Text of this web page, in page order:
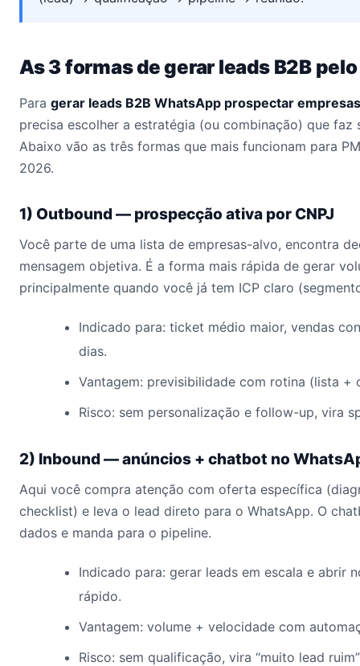
As 3 formas de gerar leads B2B
Para gerar leads B2B WhatsApp prospectar empresas
precisa escolher a estratégia (ou combinação) que faz
Abaixo vão as três formas que mais funcionam para
2026.
1) Outbound — prospecção ativa por CNPJ
Você parte de uma lista de empresas-alvo, encontra
mensagem objetiva. É a forma mais rápida de gerar
principalmente quando você já tem ICP claro
Indicado para: ticket médio maior, vendas
dias.
Vantagem: previsibilidade com rotina (lista +
Risco: sem personalização e follow-up, vira
2) Inbound — anúncios + chatbot no
Aqui você compra atenção com oferta específica
checklist) e leva o lead direto para o WhatsApp. O
dados e manda para o pipeline.
Indicado para: gerar leads em escala e abrir
rápido.
Vantagem: volume + velocidade com
Risco: sem qualificação, vira “muito lead